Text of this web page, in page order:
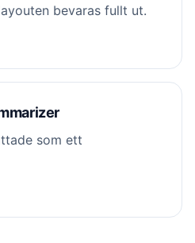
bevaras fullt ut.
som ett